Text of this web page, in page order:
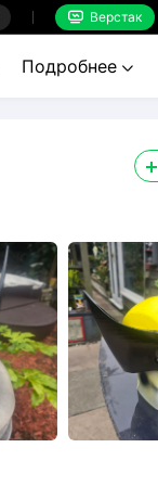
 Верстак
Подробнее 